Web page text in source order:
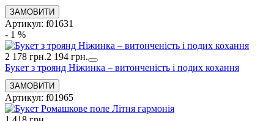
Артикул: f01631
- 1 %
2 178 грн.2 194 грн.
Букет з троянд Ніжинка – витонченість і подих кохання
Артикул: f01965